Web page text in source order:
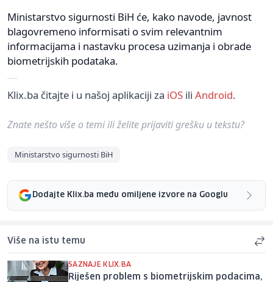
Ministarstvo sigurnosti BiH će, kako navode, javnost
blagovremeno informisati o svim relevantnim
informacijama i nastavku procesa uzimanja i obrade
biometrijskih podataka.
Klix.ba čitajte i u našoj aplikaciji za iOS ili Android.
Znate nešto više o temi ili želite prijaviti grešku u tekstu?
Ministarstvo sigurnosti BiH
Dodajte Klix.ba među omiljene izvore na Googlu
Više na istu temu
SAZNAJE KLIX.BA
Riješen problem s biometrijskim podacima,